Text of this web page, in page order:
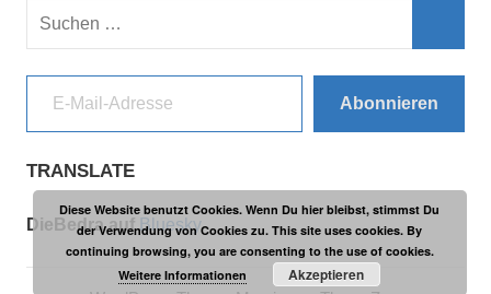
Suchen
E-Mail-Adresse
Abonnieren
TRANSLATE
DieBedra auf Bluesky
Diese Website benutzt Cookies. Wenn Du hier bleibst, stimmst Du
der Verwendung von Cookies zu. This site uses cookies. By
continuing browsing, you are consenting to the use of cookies.
Weitere Informationen
Akzeptieren